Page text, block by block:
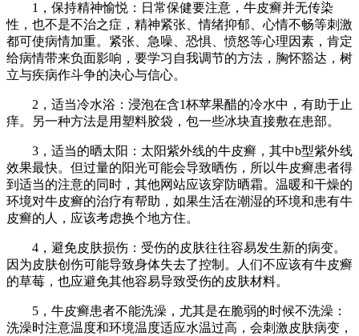
1，保持精神愉悦：日常保健要注意，牛皮癣并无传染
性，也不是不治之症，精神紧张、情绪抑郁、心情不畅等刺激
都可使病情加重。紧张、急噪、恐惧、愤怒等心理因素，肯定
给病情带来负面影响，要学习自我调节的方法，胸怀豁达，树
立与疾病作斗争的决心与信心。
2，适当冷水浴：浸泡在含1杯苹果醋的冷水中，有助于止
痒。另一种方法是用塑料胶袋，包一些冰块直接敷在患部。
3，适当的晒太阳：太阳紫外线的牛皮癣，其中b型紫外线
效果最快。但过量的阳光可能会导致晒伤，所以牛皮癣患者得
到适当的注意的同时，其他网站应该穿防晒霜。温暖和干燥的
环境对牛皮癣的治疗有帮助，如果生活在潮湿的环境和患有牛
皮癣的人，应该考虑换个地方住。
4，避免皮肤损伤：受伤的皮肤往往容易发生新的病变。
因为皮肤创伤可能导致身体失去了控制。人们不应该有牛皮癣
的草莓，也应避免其他容易导致受伤的皮肤材料。
5，牛皮癣患者不能洗澡，尤其是在脆弱的时候不洗澡：
洗澡时注意温度和环境温度适应水温过高，会刺激皮肤病变，